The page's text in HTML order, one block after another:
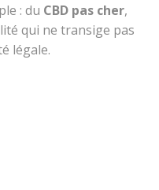
: du CBD pas cher,
qui ne transige pas
légale.